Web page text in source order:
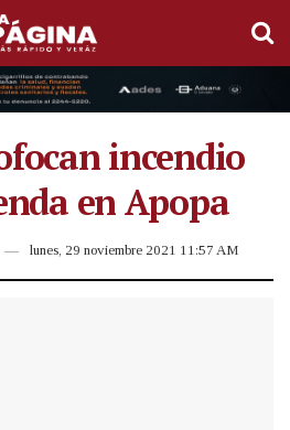
incendio
en Apopa
lunes, 29 noviembre 2021 11:57 AM